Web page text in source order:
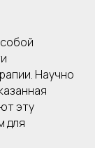
Научно
эту
для